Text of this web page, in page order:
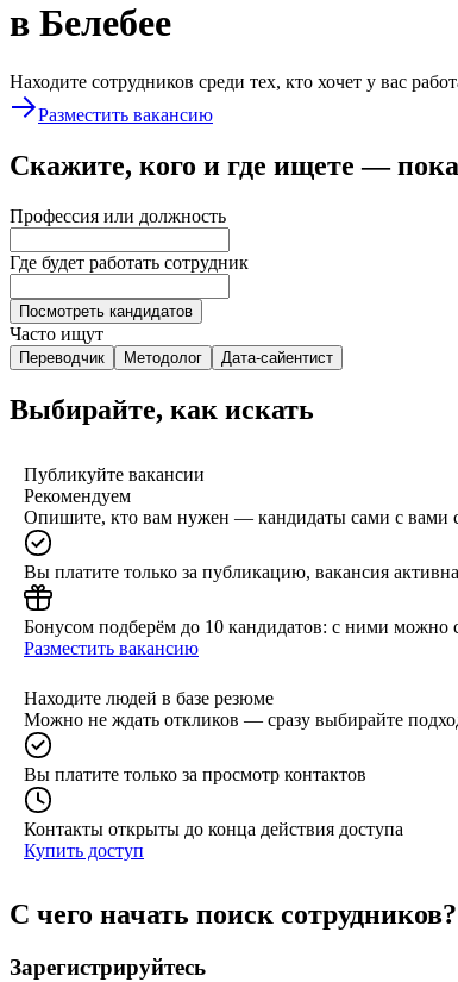
в Белебее
Находите сотрудников среди тех, кто хочет у вас
Разместить вакансию
Скажите, кого и где ищете —
Профессия или должность
Где будет работать сотрудник
Посмотреть кандидатов
Часто ищут
Переводчик Методолог Дата-сайентист
Выбирайте, как искать
Публикуйте вакансии
Рекомендуем
Опишите, кто вам нужен — кандидаты сами с вами
Вы платите только за публикацию, вакансия
Бонусом подберём до 10 кандидатов: с ними можно
Разместить вакансию
Находите людей в базе резюме
Можно не ждать откликов — сразу выбирайте
Вы платите только за просмотр контактов
Контакты открыты до конца действия доступа
Купить доступ
С чего начать поиск сотрудников?
Зарегистрируйтесь